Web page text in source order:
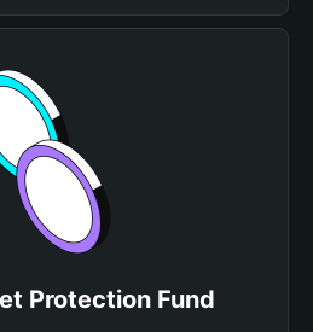
Protection Fund